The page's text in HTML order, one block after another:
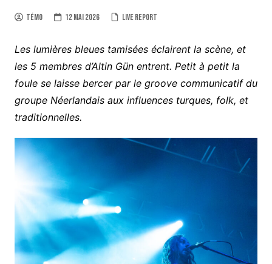
Témo 12 mai 2026 Live report
Les lumières bleues tamisées éclairent la scène, et
les 5 membres d’Altin Gün entrent. Petit à petit la
foule se laisse bercer par le groove communicatif du
groupe Néerlandais aux influences turques, folk, et
traditionnelles.